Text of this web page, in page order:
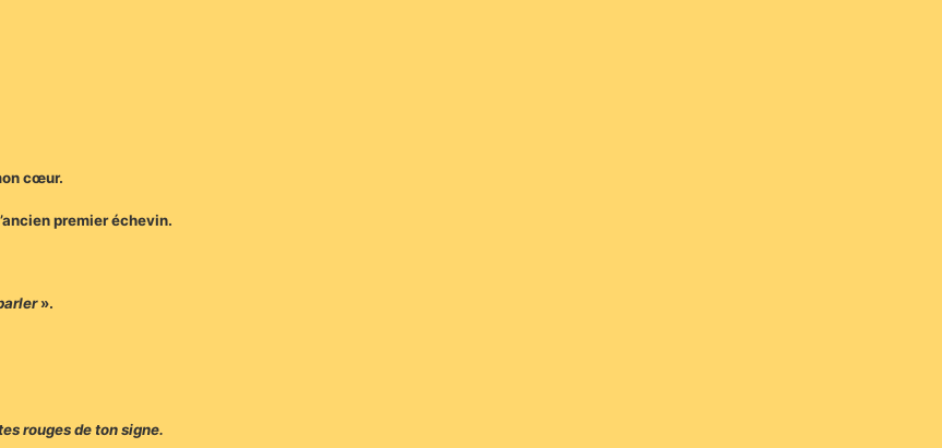
cœur.
premier échevin.
».
rouges de ton signe.